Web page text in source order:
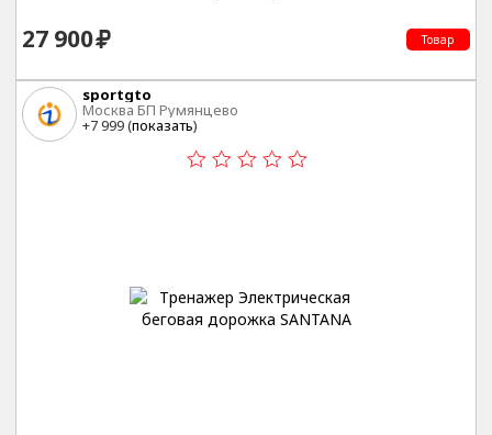
27 900 Товар
sportgto
Москва БП Румянцево
+7 999 (показать)